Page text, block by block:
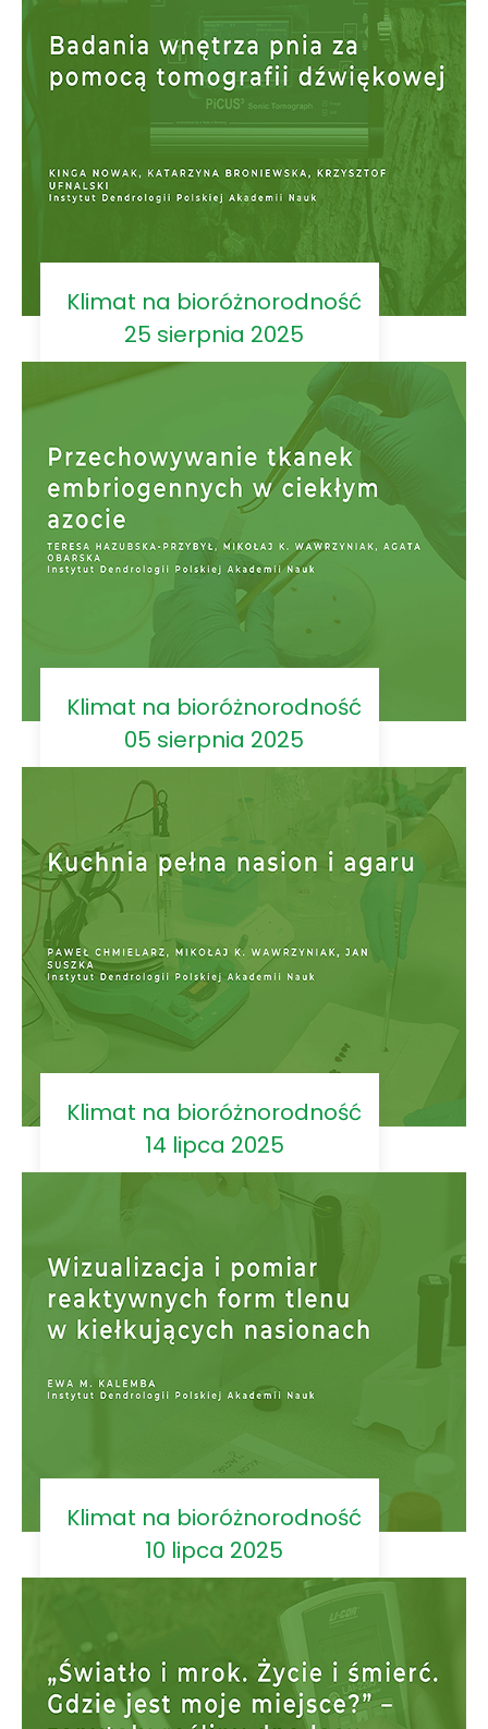
Klimat na bioróżnorodność
25 sierpnia 2025
Klimat na bioróżnorodność
05 sierpnia 2025
Klimat na bioróżnorodność
14 lipca 2025
Klimat na bioróżnorodność
10 lipca 2025